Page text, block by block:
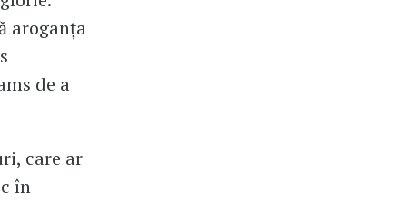
aroganța
de a
care ar
în